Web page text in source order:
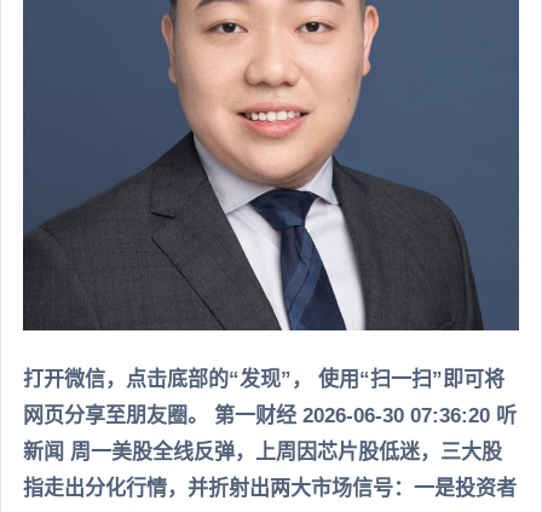
打开微信，点击底部的“发现”， 使用“扫一扫”即可将
网页分享至朋友圈。 第一财经 2026-06-30 07:36:20 听
新闻 周一美股全线反弹，上周因芯片股低迷，三大股
指走出分化行情，并折射出两大市场信号：一是投资者